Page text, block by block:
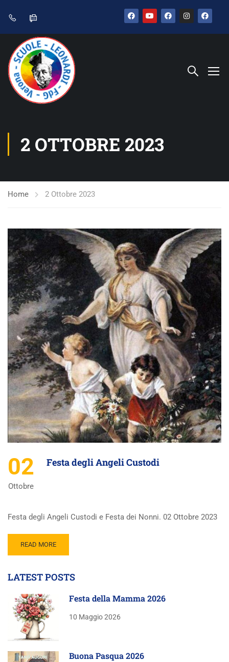
2 OTTOBRE 2023
Home 2 Ottobre 2023
02
Ottobre
Festa degli Angeli Custodi
Festa degli Angeli Custodi e Festa dei Nonni. 02 Ottobre 2023
READ MORE
LATEST POSTS
Festa della Mamma 2026
10 Maggio 2026
Buona Pasqua 2026